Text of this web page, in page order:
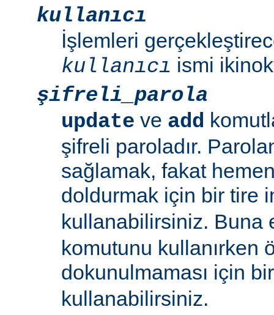
kullanıcı
İşlemleri
kullanıcı ismi
şifreli_parola
update ve add
şifreli paroladır.
sağlamak, fakat
doldurmak için bir tire
kullanabilirsiniz. Buna
komutunu kullanırken
dokunulmaması için
kullanabilirsiniz.